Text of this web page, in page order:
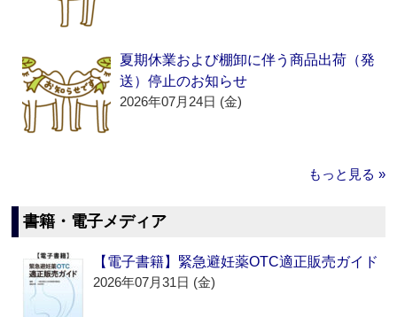
夏期休業および棚卸に伴う商品出荷（発
送）停止のお知らせ
2026年07月24日 (金)
もっと見る »
書籍・電子メディア
【電子書籍】緊急避妊薬OTC適正販売ガイド
2026年07月31日 (金)